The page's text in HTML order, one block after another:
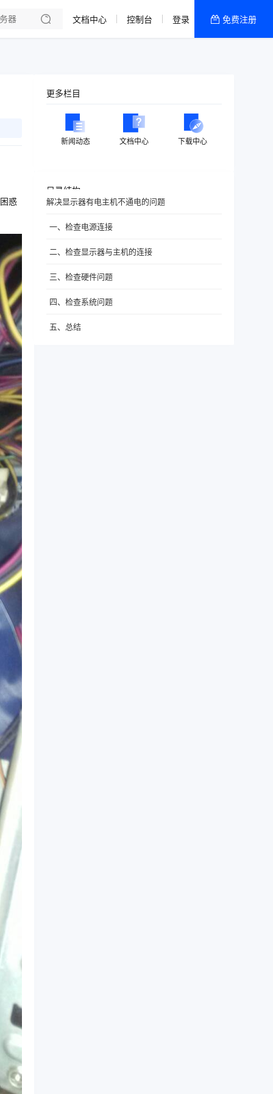
文档中心 控制台 登录 免费注册
惑
更多栏目
新闻动态 文档中心 下载中心
目录结构
解决显示器有电主机不通电的问题
一、检查电源连接
二、检查显示器与主机的连接
三、检查硬件问题
四、检查系统问题
五、总结